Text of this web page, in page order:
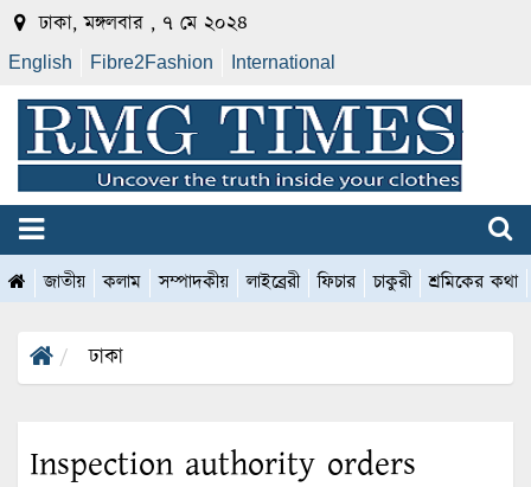
ঢাকা, মঙ্গলবার , ৭ মে ২০২৪
English Fibre2Fashion International
জাতীয় কলাম সম্পাদকীয় লাইব্রেরী ফিচার চাকুরী শ্রমিকের কথা
ঢাকা
Inspection authority orders